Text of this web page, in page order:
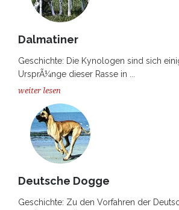
Dalmatiner
Geschichte: Die Kynologen sind sich
UrsprÃ¼nge dieser Rasse in ...
weiter lesen
Deutsche Dogge
Geschichte: Zu den Vorfahren der